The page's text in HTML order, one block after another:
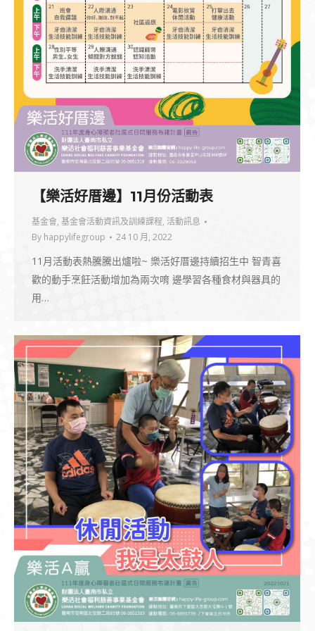
【樂活好厝邊】11月份活動表
基金會, 基金會活動資訊及訓練課程, 活動訊息
By happylifegroup 24 10 月, 2022
11月活動表熱騰騰出爐啦~ 樂活好厝邊持續招生中 智青喜
歡的動手烹飪活動增加為兩次唷 邊學習各種食材與器具的
用…